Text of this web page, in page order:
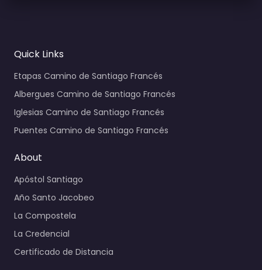
Quick Links
Etapas Camino de Santiago Francés
Albergues Camino de Santiago Francés
Iglesias Camino de Santiago Francés
Puentes Camino de Santiago Francés
About
Apóstol Santiago
Año Santo Jacobeo
La Compostela
La Credencial
Certificado de Distancia